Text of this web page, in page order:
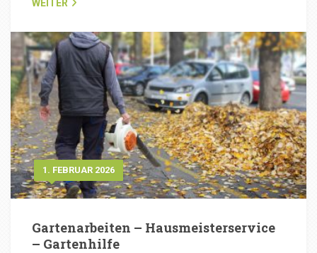
WEITER
1. FEBRUAR 2026
Gartenarbeiten – Hausmeisterservice
– Gartenhilfe